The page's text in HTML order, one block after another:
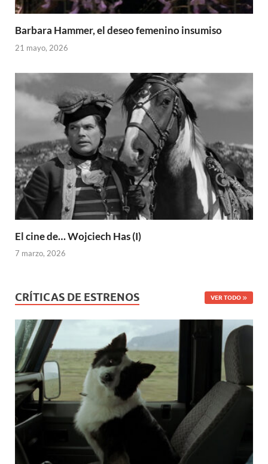
Barbara Hammer, el deseo femenino insumiso
21 mayo, 2026
El cine de… Wojciech Has (I)
7 marzo, 2026
CRÍTICAS DE ESTRENOS VER TODO